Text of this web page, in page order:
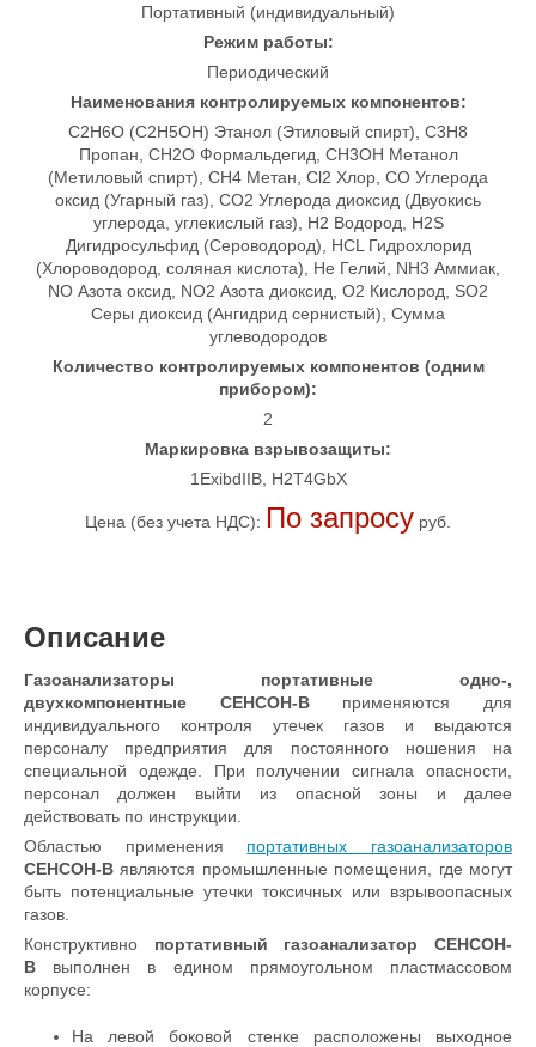
Портативный (индивидуальный)
Режим работы:
Периодический
Наименования контролируемых компонентов:
C2H6O (C2H5OH) Этанол (Этиловый спирт), C3H8
Пропан, CH2O Формальдегид, CH3OH Метанол
(Метиловый спирт), CH4 Метан, Cl2 Хлор, CO Углерода
оксид (Угарный газ), CO2 Углерода диоксид (Двуокись
углерода, углекислый газ), H2 Водород, H2S
Дигидросульфид (Сероводород), HCL Гидрохлорид
(Хлороводород, соляная кислота), He Гелий, NH3 Аммиак,
NO Азота оксид, NO2 Азота диоксид, O2 Кислород, SO2
Серы диоксид (Ангидрид сернистый), Сумма
углеводородов
Количество контролируемых компонентов (одним
прибором):
2
Маркировка взрывозащиты:
1ExibdIIВ, H2T4GbХ
Цена (без учета НДС): По запросу руб.
Описание
Газоанализаторы портативные одно-,
двухкомпонентные СЕНСОН-Вприменяются для
индивидуального контроля утечек газов и выдаются
персоналу предприятия для постоянного ношения на
специальной одежде. При получении сигнала опасности,
персонал должен выйти из опасной зоны и далее
действовать по инструкции.
Областью применения портативных газоанализаторов
СЕНСОН-В являются промышленные помещения, где могут
быть потенциальные утечки токсичных или взрывоопасных
газов.
Конструктивно портативный газоанализаторСЕНСОН-
В выполнен в едином прямоугольном пластмассовом
корпусе:
На левой боковой стенке расположены выходное